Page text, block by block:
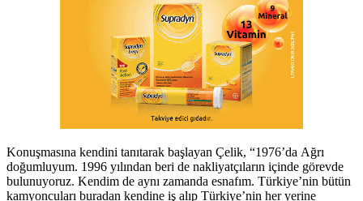
Konuşmasına kendini tanıtarak başlayan Çelik, “1976’da Ağrı
doğumluyum. 1996 yılından beri de nakliyatçıların içinde görevde
bulunuyoruz. Kendim de aynı zamanda esnafım. Türkiye’nin bütün
kamyoncuları buradan kendine iş alıp Türkiye’nin her yerine